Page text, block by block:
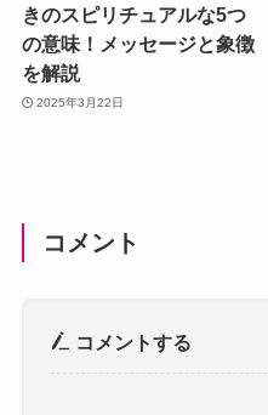
きのスピリチュアルな5つ
の意味！メッセージと象徴
を解説
2025年3月22日
コメント
コメントする